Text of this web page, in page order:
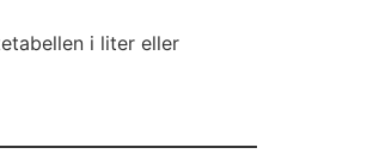
i liter eller